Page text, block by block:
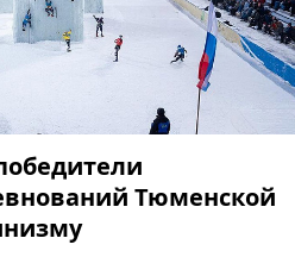
Тюменской